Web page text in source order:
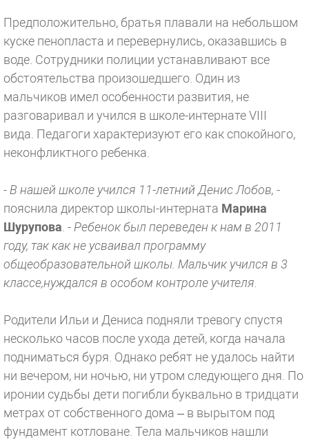
Предположительно, братья плавали на небольшом
куске пенопласта и перевернулись, оказавшись в
воде. Сотрудники полиции устанавливают все
обстоятельства произошедшего. Один из
мальчиков имел особенности развития, не
разговаривал и учился в школе-интернате VIII
вида. Педагоги характеризуют его как спокойного,
неконфликтного ребенка.
- В нашей школе учился 11-летний Денис Лобов, -
пояснила директор школы-интерната Марина
Шурупова . - Ребенок был переведен к нам в 2011
году, так как не усваивал программу
общеобразовательной школы. Мальчик учился в 3
классе,нуждался в особом контроле учителя.
Родители Ильи и Дениса подняли тревогу спустя
несколько часов после ухода детей, когда начала
подниматься буря. Однако ребят не удалось найти
ни вечером, ни ночью, ни утром следующего дня. По
иронии судьбы дети погибли буквально в тридцати
метрах от собственного дома – в вырытом под
фундамент котловане. Тела мальчиков нашли